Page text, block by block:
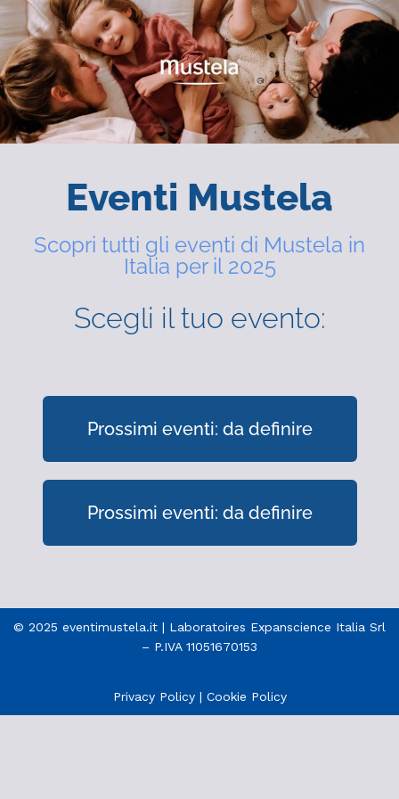
Eventi Mustela
Scopri tutti gli eventi di Mustela in
Italia per il 2025
Scegli il tuo evento:
Prossimi eventi: da definire
Prossimi eventi: da definire
© 2025 eventimustela.it | Laboratoires Expanscience Italia Srl
– P.IVA 11051670153
Privacy Policy| Cookie Policy